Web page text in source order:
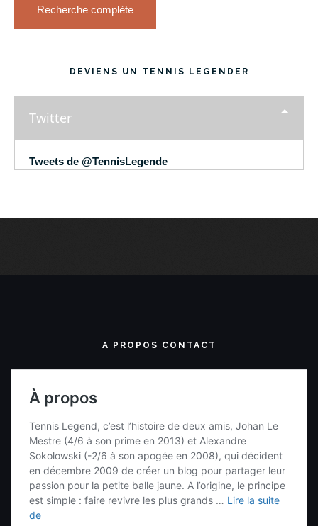
Recherche complète
DEVIENS UN TENNIS LEGENDER
Twitter
Tweets de @TennisLegende
A PROPOS CONTACT